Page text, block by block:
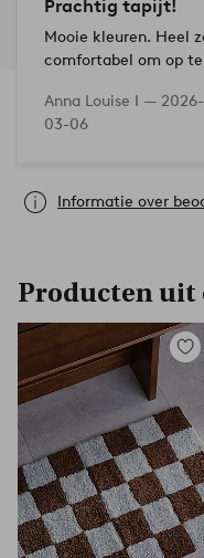
Prachtig tapijt!
Mooie kleuren. Heel
comfortabel om op te
de kamer, maar het
zacht dat je de
Anna Louise I — 2026-
03-06
Informatie over
Producten uit
aan